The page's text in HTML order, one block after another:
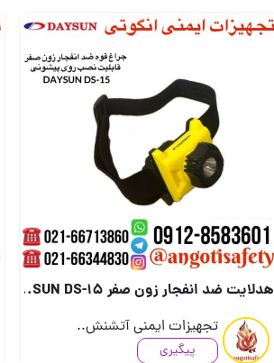
هدلایت ضد انفجار زون صفر DAYSUN DS-15 (ساخت تایوان) (جهت دریافت قیمت تماس بگیرید) (..
تجهیزات ایمنی آتشنش..
پیگیری